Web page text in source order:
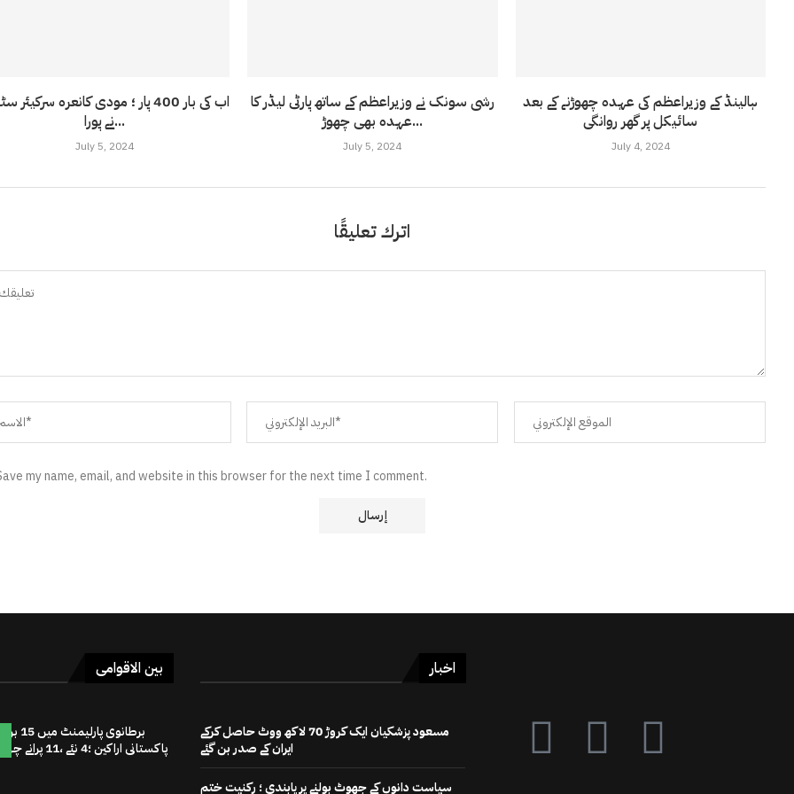
اب کی بار 400 پار ؛ مودی کانعرہ سرکیئر
نے پورا...
July 5, 2024
رشی سونک نے وزیراعظم کے ساتھ پارٹی لیڈر کا
عہدہ بھی چھوڑ...
July 5, 2024
ہالینڈ کے وزیراعظم کی عہدہ چھوڑنے کے بعد
سائیکل پر گھر روانگی
July 4, 2024
اترك تعليقًا
my name, email, and website in this browser for the next time I comment.
بین الاقوامی
برطانوی پارلیمنٹ میں 15 برٹش
پاکستانی اراکین ؛4 نئے ،11 پرانے چہرے
اخبار
مسعود پزشکیان ایک کروڑ 70 لاکھ ووٹ حاصل کرکے
ایران کے صدر بن گئے
سیاست دانوں کے جھوٹ بولنے پر پابندی ؛ رکنیت ختم